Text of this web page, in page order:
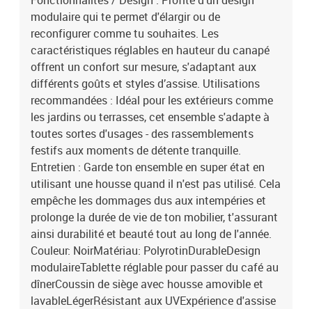
modulaire qui te permet d'élargir ou de
reconfigurer comme tu souhaites. Les
caractéristiques réglables en hauteur du canapé
offrent un confort sur mesure, s'adaptant aux
différents goûts et styles d’assise. Utilisations
recommandées : Idéal pour les extérieurs comme
les jardins ou terrasses, cet ensemble s'adapte à
toutes sortes d'usages - des rassemblements
festifs aux moments de détente tranquille.
Entretien : Garde ton ensemble en super état en
utilisant une housse quand il n'est pas utilisé. Cela
empêche les dommages dus aux intempéries et
prolonge la durée de vie de ton mobilier, t'assurant
ainsi durabilité et beauté tout au long de l'année.
Couleur: NoirMatériau: PolyrotinDurableDesign
modulaireTablette réglable pour passer du café au
dînerCoussin de siège avec housse amovible et
lavableLégerRésistant aux UVExpérience d'assise